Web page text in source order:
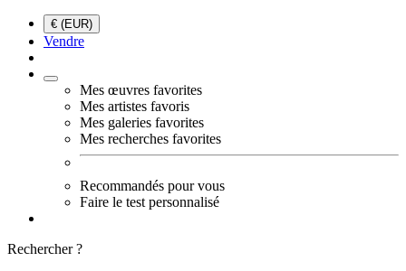
€ (EUR)
Vendre
Mes œuvres favorites
Mes artistes favoris
Mes galeries favorites
Mes recherches favorites
Recommandés pour vous
Faire le test personnalisé
Rechercher ?